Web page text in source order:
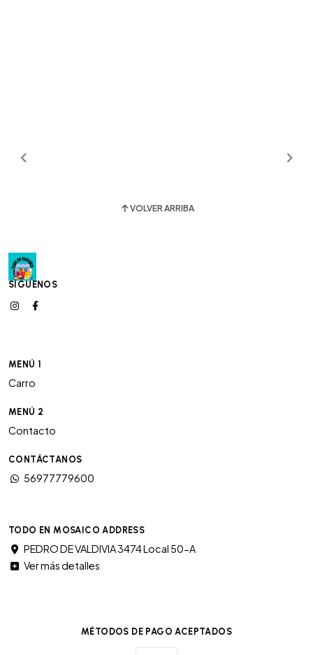
VOLVER ARRIBA
SÍGUENOS
MENÚ 1
Carro
MENÚ 2
Contacto
CONTÁCTANOS
56977779600
TODO EN MOSAICO ADDRESS
PEDRO DE VALDIVIA 3474 Local 50-A
Ver más detalles
MÉTODOS DE PAGO ACEPTADOS